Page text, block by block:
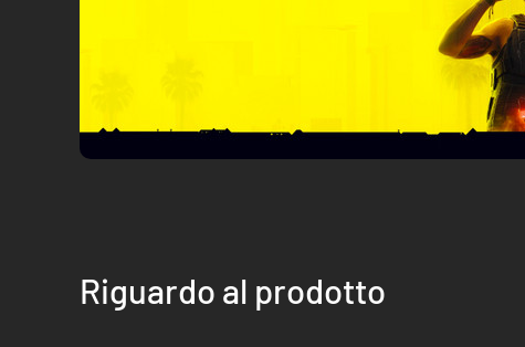
Riguardo al prodotto